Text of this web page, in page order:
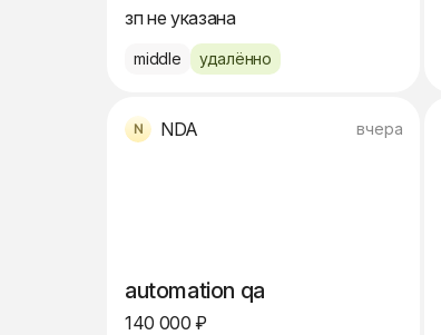
зп не указана
middle удалённо
NDA вчера
automation qa
140 000 ₽